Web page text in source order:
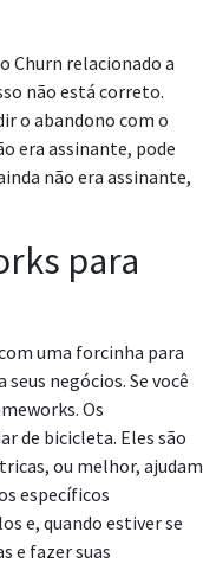
Churn relacionado a
não está correto.
o abandono com o
era assinante, pode
não era assinante,
para
uma forcinha para
negócios. Se você
Os
de bicicleta. Eles são
ou melhor, ajudam
específicos
e, quando estiver se
e fazer suas